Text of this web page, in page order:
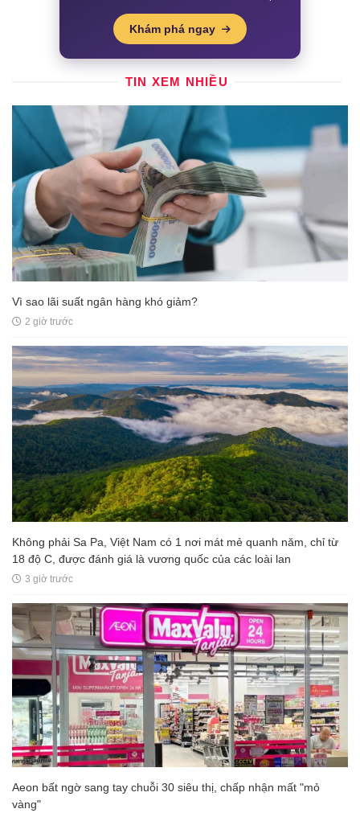
Khám phá ngay
TIN XEM NHIỀU
Vì sao lãi suất ngân hàng khó giảm?
2 giờ trước
Không phải Sa Pa, Việt Nam có 1 nơi mát mẻ quanh năm, chỉ từ
18 độ C, được đánh giá là vương quốc của các loài lan
3 giờ trước
Aeon bất ngờ sang tay chuỗi 30 siêu thị, chấp nhận mất "mỏ
vàng"